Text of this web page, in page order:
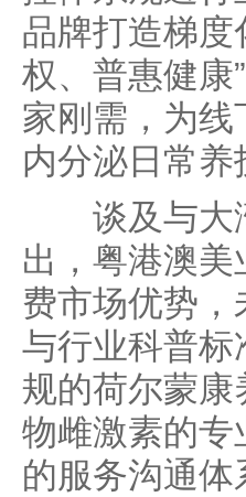
品牌打造梯度
权、普惠健康
家刚需，为
内分泌日常养
谈及与大湾
出，粤港澳
费市场优势
与行业科普标
规的荷尔蒙
物雌激素的专
的服务沟通